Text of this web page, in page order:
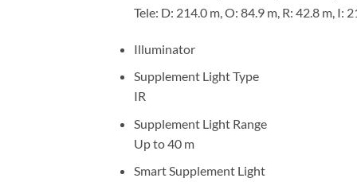
Tele: D: 214.0 m, O: 84.9 m, R: 42.8 m, I:
Illuminator
Supplement Light Type
IR
Supplement Light Range
Up to 40 m
Smart Supplement Light